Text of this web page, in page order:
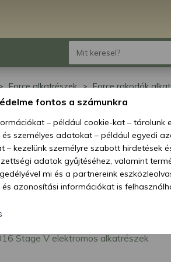
Force alkatrészek Force rakodók
Stage V elektromos alkatrészek
1016 Stage V
Stage V elektromos alkatrészek
fontos a számunkra
– például cookie-kat –
személyes adatokat – például egyedi
– kezelünk személyre szabott hirdetések
adatok gyűjtéséhez, valamint
mi és a partnereink
azonosítási információkat is
mi és a partnereink a fent leírtak
megadása vagy elutasítása előtt
Felhívjuk figyelmét, hogy
Ön hozzájárulása, de jogában áll
weboldalra érvényesek. Erre a webhelyre